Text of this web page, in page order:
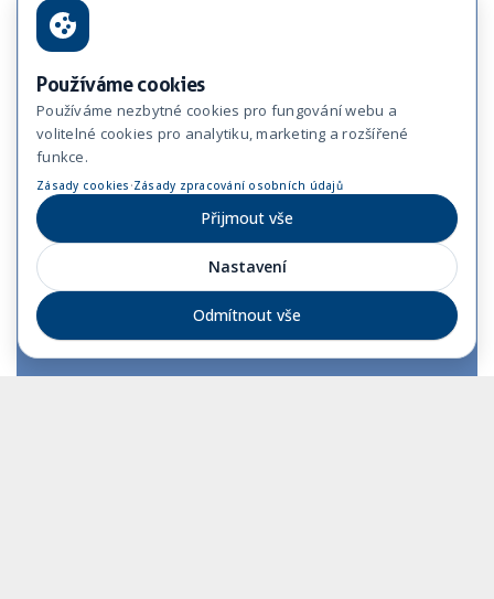
Používáme cookies
Používáme nezbytné cookies pro fungování webu a
volitelné cookies pro analytiku, marketing a rozšířené
funkce.
Zásady cookies ·Zásady zpracování osobních údajů
Přijmout vše
Nastavení
Odmítnout vše
Investor
Soukromá osoba